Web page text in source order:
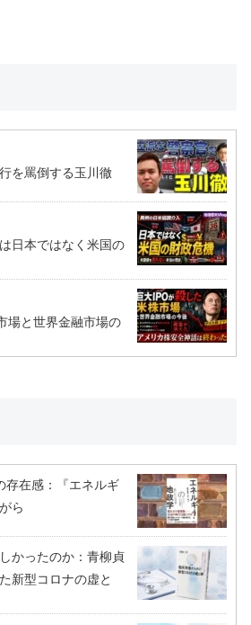
を罵倒する玉川徹
日本ではなく米国の
場と世界金融市場の
存在感：『エネルギ
ら
かったのか：青柳貞
新型コロナの虚と